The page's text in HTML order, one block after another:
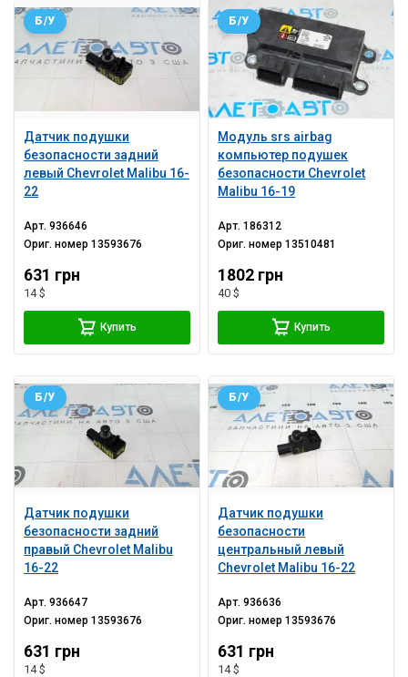
Датчик подушки
безопасности задний
левый Chevrolet Malibu 16-
22
Б/У
Арт.936646
Ориг. номер13593676
631 грн
14 $
Купить
Модуль srs airbag
компьютер подушек
безопасности Chevrolet
Malibu 16-19
Б/У
Арт.186312
Ориг. номер13510481
1802 грн
40 $
Купить
Датчик подушки
безопасности задний
правый Chevrolet Malibu
16-22
Б/У
Арт.936647
Ориг. номер13593676
631 грн
14 $
Датчик подушки
безопасности
центральный левый
Chevrolet Malibu 16-22
Б/У
Арт.936636
Ориг. номер13593676
631 грн
14 $